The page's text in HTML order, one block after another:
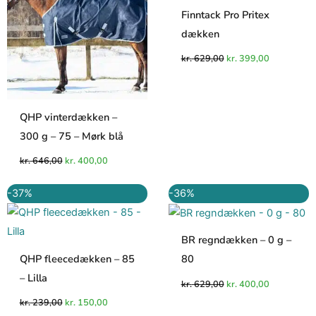
QHP vinterdækken –
300 g – 75 – Mørk blå
kr.646,00 kr.400,00
Finntack Pro Pritex
dækken
kr.629,00 kr.399,00
-37%
QHP fleecedækken – 85
– Lilla
kr.239,00
oprindelige
pris
kr.150,00
aktuelle
pris
-36%
BR regndækken – 0 g –
80
kr.629,00
oprindelige
pris
kr. 629,00.
kr.400,00
aktuelle
pris
er:
kr. 400,00.